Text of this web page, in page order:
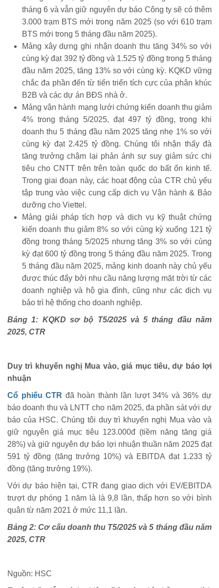
tháng 6 và vẫn giữ nguyên dự báo Công ty sẽ có thêm
3.000 trạm BTS mới trong năm 2025 (so với 610 trạm
BTS mới trong 5 tháng đầu năm 2025).
Mảng xây dựng ghi nhận doanh thu tăng 34% so với
cùng kỳ đạt 392 tỷ đồng và 1.525 tỷ đồng trong 5 tháng
đầu năm 2025, tăng 13% so với cùng kỳ. KQKD vững
chắc đa phần đến từ tiến triển tích cực của phân khúc
B2B và các dự án BĐS nhà ở.
Mảng vận hành mạng lưới chứng kiến doanh thu giảm
4% trong tháng 5/2025, đạt 497 tỷ đồng, trong khi
doanh thu 5 tháng đầu năm 2025 tăng nhẹ 1% so với
cùng kỳ đạt 2.425 tỷ đồng. Chúng tôi nhận thấy đà
tăng trưởng chậm lại phản ánh sự suy giảm sức chi
tiêu cho CNTT trên trên toàn quốc do bất ổn kinh tế.
Trong giai đoạn này, các hoạt động của CTR chủ yếu
tập trung vào việc cung cấp dịch vụ Vận hành & Bảo
dưỡng cho Viettel.
Mảng giải pháp tích hợp và dịch vụ kỹ thuật chứng
kiến doanh thu giảm 8% so với cùng kỳ xuống 121 tỷ
đồng trong tháng 5/2025 nhưng tăng 3% so với cùng
kỳ đạt 600 tỷ đồng trong 5 tháng đầu năm 2025. Trong
5 tháng đầu năm 2025, mảng kinh doanh này chủ yếu
được thúc đẩy bởi nhu cầu năng lượng mặt trời từ các
doanh nghiệp và hộ gia đình, cũng như các dịch vụ
bảo trì hệ thống cho doanh nghiệp.
Bảng 1: KQKD sơ bộ T5/2025 và 5 tháng đầu năm
2025, CTR
Duy trì khuyến nghị Mua vào, giá mục tiêu, dự báo lợi
nhuận
Cổ phiếu CTR đã hoàn thành lần lượt 34% và 36% dự
báo doanh thu và LNTT cho năm 2025, đa phần sát với dự
báo của HSC. Chúng tôi duy trì khuyến nghị Mua vào và
giữ nguyên giá mục tiêu 123.000đ (tiềm năng tăng giá
28%) và giữ nguyên dự báo lợi nhuận thuần năm 2025 đạt
591 tỷ đồng (tăng trưởng 10%) và EBITDA đạt 1.233 tỷ
đồng (tăng trưởng 19%).
Với dự báo hiện tại, CTR đang giao dịch với EV/EBITDA
trượt dự phóng 1 năm là là 9,8 lần, thấp hơn so với bình
quân từ năm 2021 ở mức 11,1 lần.
Bảng 2: Cơ cấu doanh thu T5/2025 và 5 tháng đầu năm
2025, CTR
Nguồn: HSC